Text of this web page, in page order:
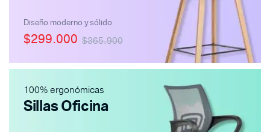
Diseño moderno y sólido
$365.900
$299.000
100% ergonómicas
Sillas Oficina